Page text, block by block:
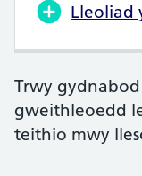
Lleoliad
Trwy
gweithleoedd
teithio mwy